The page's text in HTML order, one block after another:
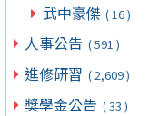
武中豪傑 ( 16 )
人事公告 ( 591 )
進修研習 ( 2,609 )
獎學金公告 ( 33 )